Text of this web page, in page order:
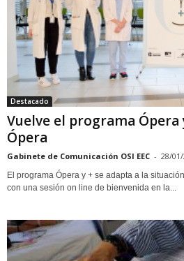
Destacado
Vuelve el programa Ópera
Ópera
Gabinete de Comunicación OSI EEC - 28/01/
El programa Ópera y + se adapta a la
con una sesión on line de bienvenida en la...